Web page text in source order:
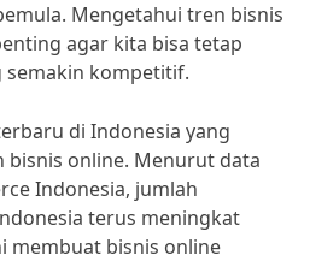
Mengetahui tren bisnis
agar kita bisa tetap
semakin kompetitif.
di Indonesia yang
bisnis online. Menurut data
Indonesia, jumlah
terus meningkat
membuat bisnis online